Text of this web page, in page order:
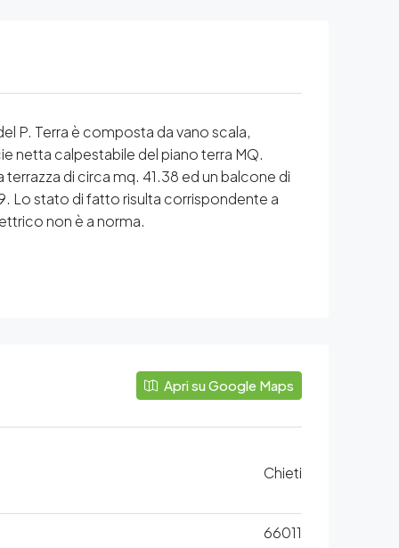
P. Terra è composta da vano scala,
netta calpestabile del piano terra MQ.
di circa mq. 41.38 ed un balcone di
Lo stato di fatto risulta corrispondente a
non è a norma.
Apri su Google Maps
Chieti
66011